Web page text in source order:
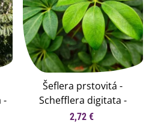
-
Šeflera prstovitá -
Schefflera digitata -
semená šeflery - 6 ks
2,72 €